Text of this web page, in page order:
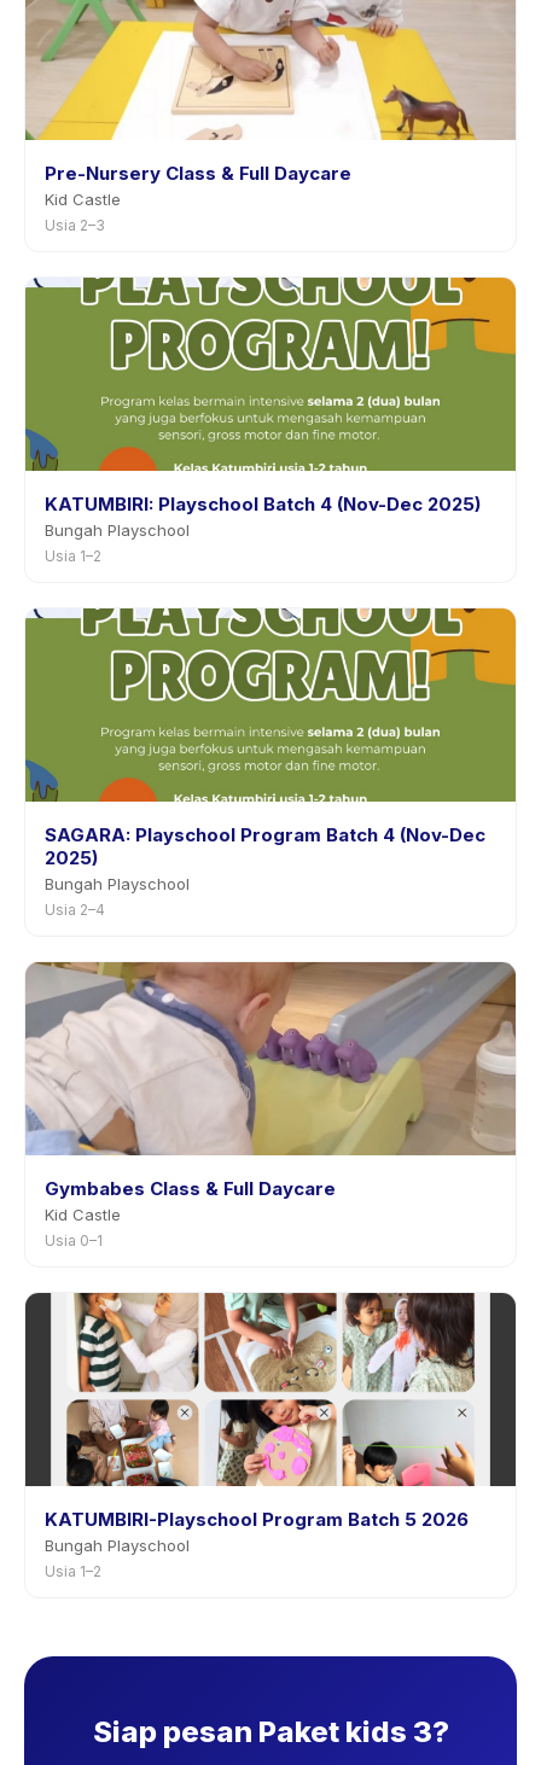
Pre-Nursery Class & Full Daycare
Kid Castle
Usia 2–3
KATUMBIRI: Playschool Batch 4 (Nov-Dec 2025)
Bungah Playschool
Usia 1–2
SAGARA: Playschool Program Batch 4 (Nov-Dec
2025)
Bungah Playschool
Usia 2–4
Gymbabes Class & Full Daycare
Kid Castle
Usia 0–1
KATUMBIRI-Playschool Program Batch 5 2026
Bungah Playschool
Usia 1–2
Siap pesan Paket kids 3?